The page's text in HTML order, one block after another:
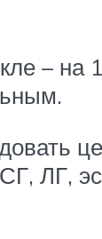
– на
ЛГ,